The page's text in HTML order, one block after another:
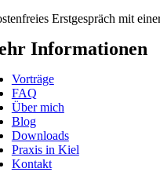
Erstgespräch mit
Informationen
Vorträge
FAQ
Über mich
Blog
Downloads
Praxis in Kiel
Kontakt